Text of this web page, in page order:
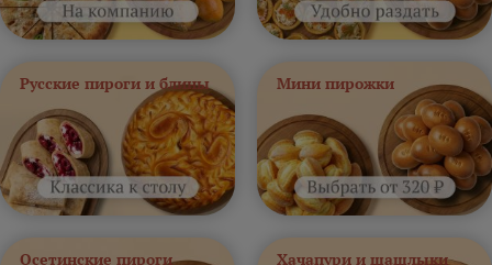
Русские пироги и блины Мини пирожки
Осетинские пироги Хачапури и шашлыки